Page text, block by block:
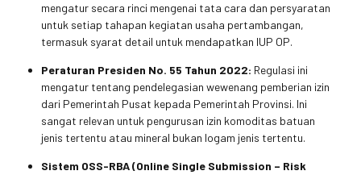
mengatur secara rinci mengenai tata cara dan persyaratan
untuk setiap tahapan kegiatan usaha pertambangan,
termasuk syarat detail untuk mendapatkan IUP OP.
Peraturan Presiden No. 55 Tahun 2022: Regulasi ini
mengatur tentang pendelegasian wewenang pemberian izin
dari Pemerintah Pusat kepada Pemerintah Provinsi. Ini
sangat relevan untuk pengurusan izin komoditas batuan
jenis tertentu atau mineral bukan logam jenis tertentu.
Sistem OSS-RBA (Online Single Submission – Risk